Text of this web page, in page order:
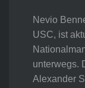
Nevio
USC, ist
unterwegs.
Alexander